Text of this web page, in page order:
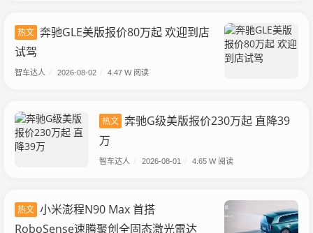
热文 奔驰GLE美版报价80万起 欢迎到店
试驾
智车达人 2026-08-02 4.47 W 阅读
热文 奔驰G级美版报价230万起 直降39
万
智车达人 2026-08-01 4.65 W 阅读
热文 小米澎程N90 Max 首搭
RoboSense速腾聚创全固态激光雷达